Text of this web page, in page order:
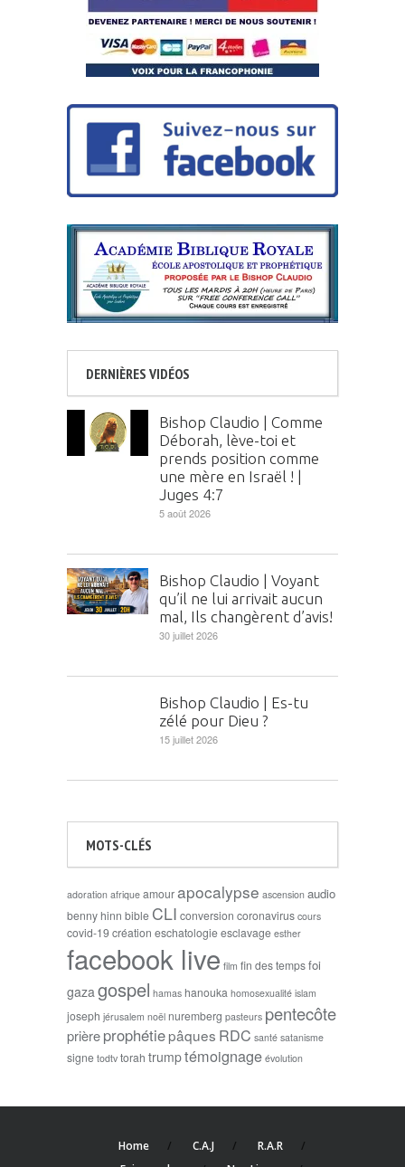
DERNIÈRES VIDÉOS
Bishop Claudio | Comme
Déborah, lève-toi et
prends position comme
une mère en Israël ! |
Juges 4:7
5 août 2026
Bishop Claudio | Voyant
qu’il ne lui arrivait aucun
mal, Ils changèrent d’avis!
30 juillet 2026
Bishop Claudio | Es-tu
zélé pour Dieu ?
15 juillet 2026
MOTS-CLÉS
adoration afrique amourapocalypse ascension audio
benny hinn bible CLI conversion coronavirus cours
covid-19création eschatologieesclavage esther
facebook live film fin des tempsfoi
gazagospel hamas hanouka homosexualité islam
joseph jérusalem noël nuremberg pasteurs pentecôte
prièreprophétiepâques RDC santé satanisme
signe todtv torah trumptémoignage évolution
Home C.A.J
R.A.R